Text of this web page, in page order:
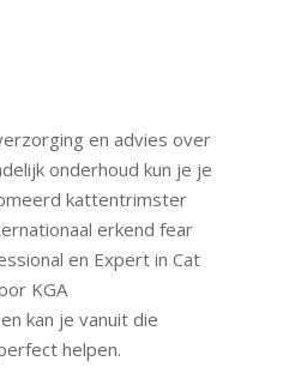
en advies over
onderhoud kun je je
kattentrimster
erkend fear
en Expert in Cat
KGA
kan je vanuit die
helpen.